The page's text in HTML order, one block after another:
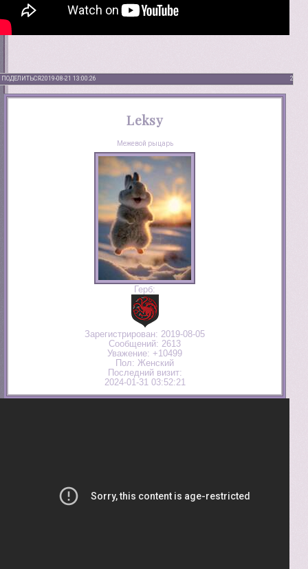
ПОДЕЛИТЬСЯ 2
2019-08-21 13:00:26
Leksy
Межевой рыцарь
Герб:
Зарегистрирован: 2019-08-05
Сообщений: 2613
Уважение: +10499
Пол: Женский
Последний визит:
2024-01-31 03:52:21